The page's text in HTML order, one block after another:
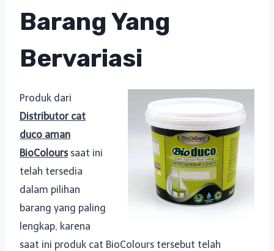
Barang Yang
Bervariasi
Produk dari
Distributor cat
duco aman
BioColourssaat ini
telah tersedia
dalam pilihan
barang yang paling
lengkap, karena
saat ini produk cat BioColours tersebut telah